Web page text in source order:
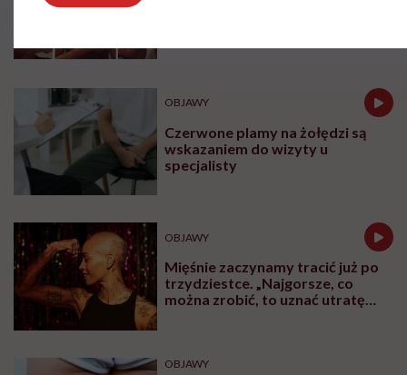
OBJAWY
Czerwone plamy na żołędzi są
wskazaniem do wizyty u
specjalisty
OBJAWY
Mięśnie zaczynamy tracić już po
trzydziestce. „Najgorsze, co
można zrobić, to uznać utratę
OBJAWY